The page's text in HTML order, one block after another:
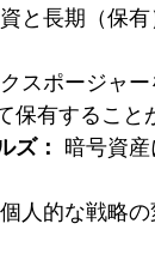
と長期（保
スポージャ
有すること
ズ： 暗号資
人的な戦略